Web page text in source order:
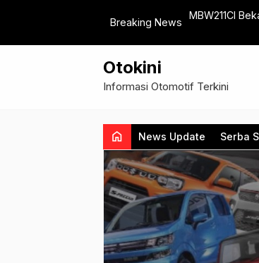
Breaking News
Penjualan
Otokini
Informasi Otomotif Terkini
home News Update Serba